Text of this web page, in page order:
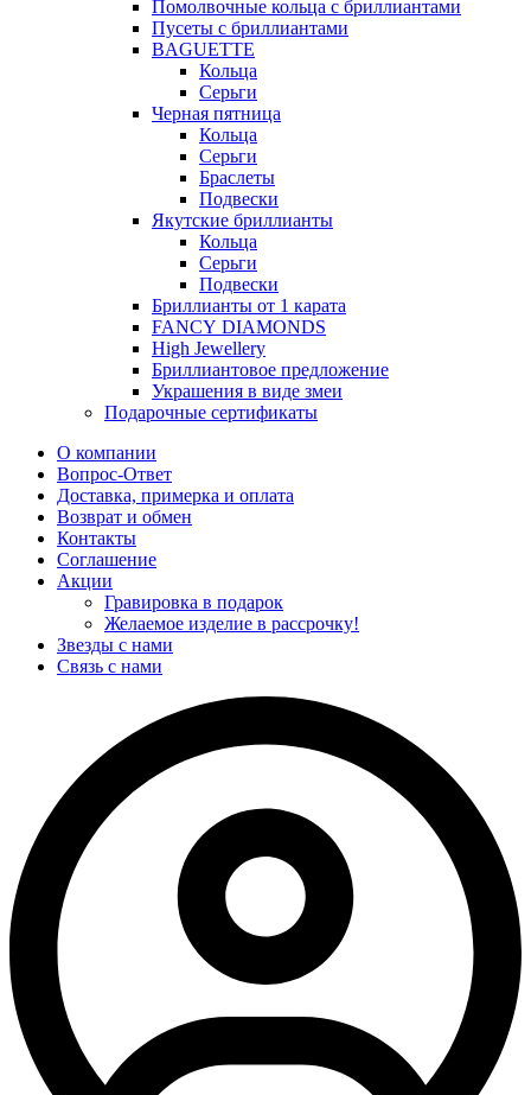
Помолвочные кольца с бриллиантами
Пусеты с бриллиантами
BAGUETTE
Кольца
Серьги
Черная пятница
Кольца
Серьги
Браслеты
Подвески
Якутские бриллианты
Кольца
Серьги
Подвески
Бриллианты от 1 карата
FANCY DIAMONDS
High Jewellery
Бриллиантовое предложение
Украшения в виде змеи
Подарочные сертификаты
О компании
Вопрос-Ответ
Доставка, примерка и оплата
Возврат и обмен
Контакты
Соглашение
Акции
Гравировка в подарок
Желаемое изделие в рассрочку!
Звезды с нами
Связь с нами